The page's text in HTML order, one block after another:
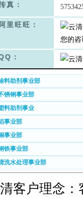
真：
阿里旺旺：
：
料助剂事业部
锈钢事业部
料助剂事业
事业部
事业部
铁事业部
洗水处理事业部
客户理念